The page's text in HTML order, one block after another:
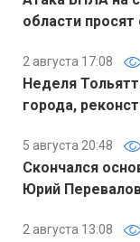
области
2 августа 17:08
Неделя
города,
5 августа 20:48
Скончался
Юрий
2 августа 13:08